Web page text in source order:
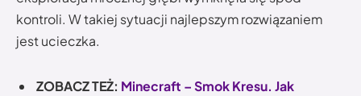
kontroli. W takiej sytuacji najlepszym rozwiązaniem
jest ucieczka.
ZOBACZ TEŻ: Minecraft – Smok Kresu. Jak